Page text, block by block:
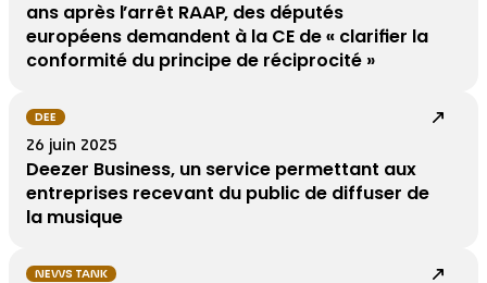
ans après l’arrêt RAAP, des députés
européens demandent à la CE de « clarifier la
conformité du principe de réciprocité »
DEE
26 juin 2025
Deezer Business, un service permettant aux
entreprises recevant du public de diffuser de
la musique
NEWS TANK